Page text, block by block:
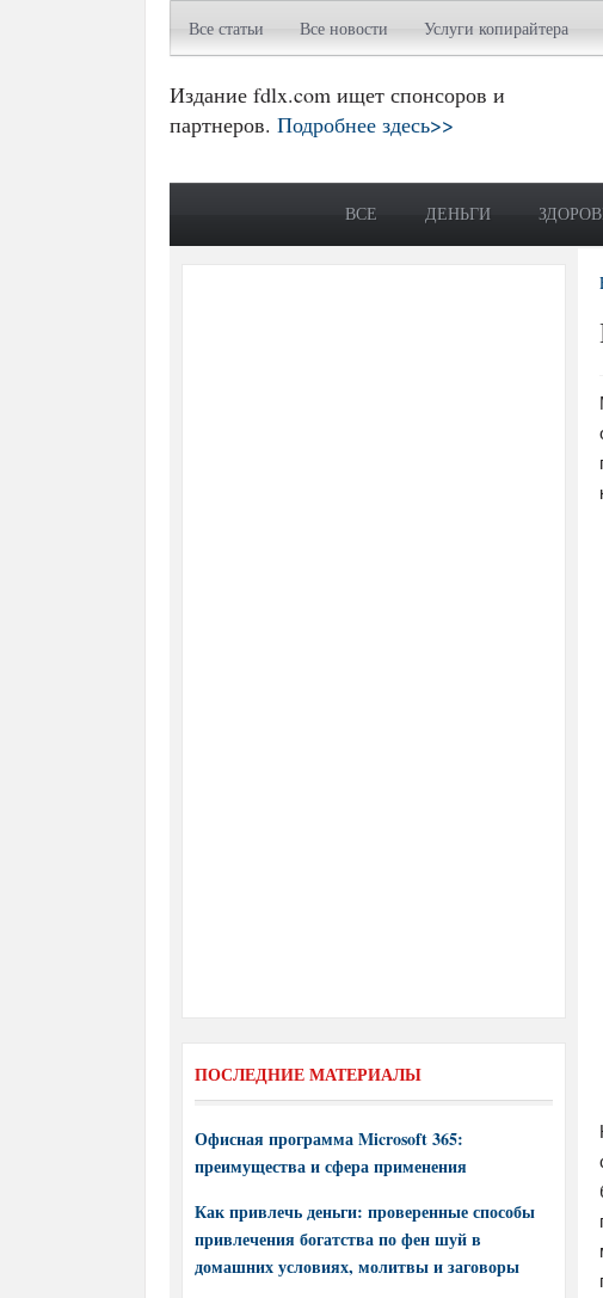
Все статьи Все новости Услуги копирайтера
Издание fdlx.com ищет спонсоров и
партнеров. Подробнее здесь>>
ВСЕ ДЕНЬГИ
ПОСЛЕДНИЕ МАТЕРИАЛЫ
Офисная программа Microsoft 365:
преимущества и сфера применения
Как привлечь деньги: проверенные способы
привлечения богатства по фен шуй в
домашних условиях, молитвы и заговоры